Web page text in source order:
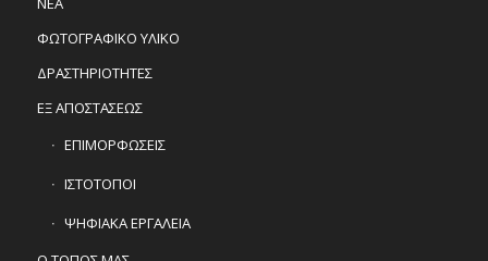
ΦΩΤΟΓΡΑΦΙΚΟ ΥΛΙΚΟ
ΔΡΑΣΤΗΡΙΟΤΗΤΕΣ
ΕΞ ΑΠΟΣΤΑΣΕΩΣ
ΕΠΙΜΟΡΦΩΣΕΙΣ
ΙΣΤΟΤΟΠΟΙ
ΨΗΦΙΑΚΑ ΕΡΓΑΛΕΙΑ